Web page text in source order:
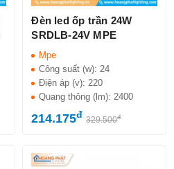
Đèn led ốp trần 24W
SRDLB-24V MPE
Mpe
Công suất (w): 24
Điện áp (v): 220
Quang thông (lm): 2400
214.175đ 329.500đ